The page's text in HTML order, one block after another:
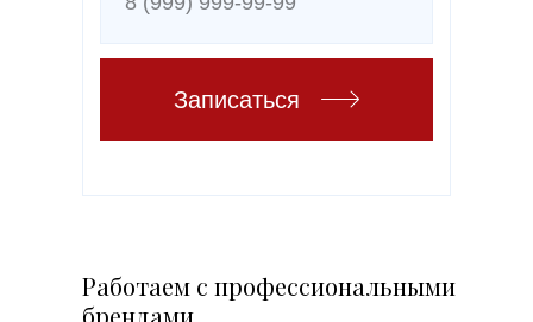
Записаться
Работаем с профессиональными
брендами